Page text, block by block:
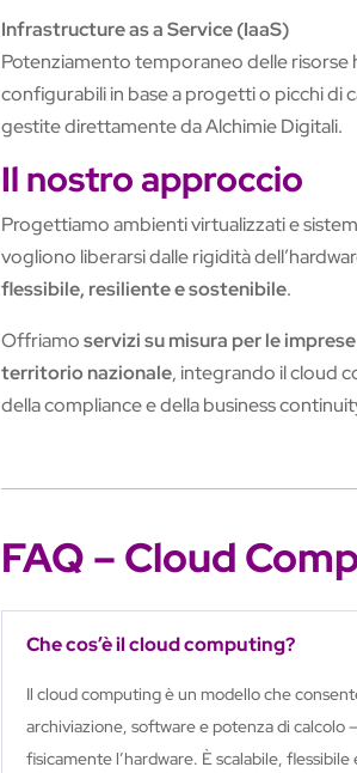
Infrastructure as a Service (IaaS)
Potenziamento temporaneo delle risorse
configurabili in base a progetti o picchi di
gestite direttamente da Alchimie Digitali.
Il nostro approccio
Progettiamo ambienti virtualizzati e
vogliono liberarsi dalle rigidità
flessibile, resiliente e sostenibile.
Offriamoservizi su misura per le
territorio nazionale, integrando il cloud
della compliance e della business
FAQ – Cloud
Che cos’è il cloud computing?
Il cloud computing è un modello che
archiviazione, software e potenza di
fisicamente l’hardware. È scalabile,